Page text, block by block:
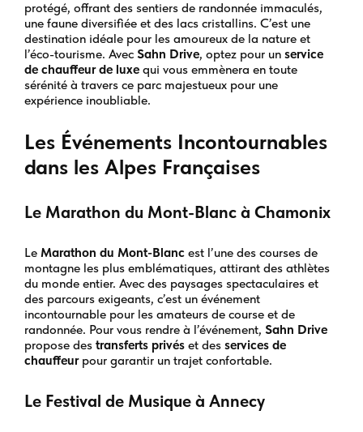
protégé, offrant des sentiers de randonnée immaculés,
une faune diversifiée et des lacs cristallins. C’est une
destination idéale pour les amoureux de la nature et
l’éco-tourisme. Avec Sahn Drive, optez pour un service
de chauffeur de luxequi vous emmènera en toute
sérénité à travers ce parc majestueux pour une
expérience inoubliable.
Les Événements Incontournables
dans les Alpes Françaises
Le Marathon du Mont-Blanc à Chamonix
Le Marathon du Mont-Blancest l’une des courses de
montagne les plus emblématiques, attirant des athlètes
du monde entier. Avec des paysages spectaculaires et
des parcours exigeants, c’est un événement
incontournable pour les amateurs de course et de
randonnée. Pour vous rendre à l’événement, Sahn Drive
propose des transferts privéset des services de
chauffeurpour garantir un trajet confortable.
Le Festival de Musique à Annecy